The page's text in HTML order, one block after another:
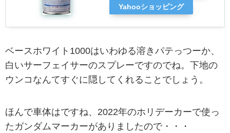
Yahooショッピング
ベースホワイト1000はいわゆる溶きパテっつーか、
白いサーフェイサーのスプレーですのでね。下地の
ウンコなんてすぐに隠してくれることでしょう。
ほんで車体はですね、2022年のホリデーカーで使っ
たガンダムマーカーがありましたので・・・